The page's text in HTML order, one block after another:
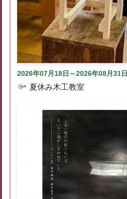
2026年07月18日～2026年08月31日
夏休み木工教室